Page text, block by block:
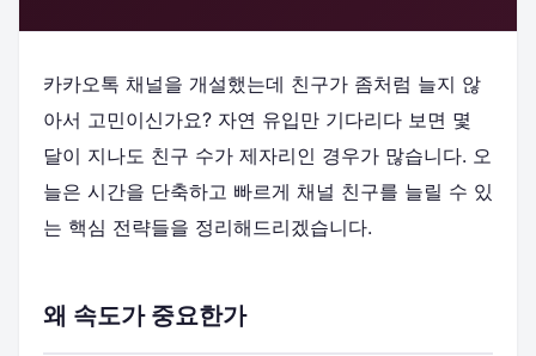
카카오톡 채널을 개설했는데 친구가 좀처럼 늘지 않
아서 고민이신가요? 자연 유입만 기다리다 보면 몇
달이 지나도 친구 수가 제자리인 경우가 많습니다. 오
늘은 시간을 단축하고 빠르게 채널 친구를 늘릴 수 있
는 핵심 전략들을 정리해드리겠습니다.
왜 속도가 중요한가